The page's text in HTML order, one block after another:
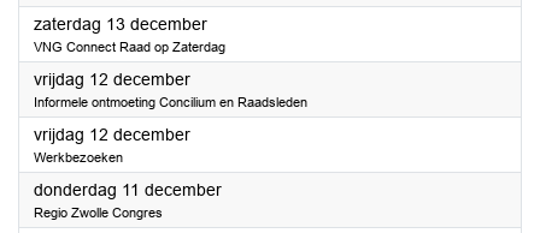
zaterdag 13 december2025
VNG Connect Raad op Zaterdag
vrijdag 12 december2025
Informele ontmoeting Concilium en Raadsleden
vrijdag 12 december2025
Werkbezoeken
donderdag 11 december2025
Regio Zwolle Congres